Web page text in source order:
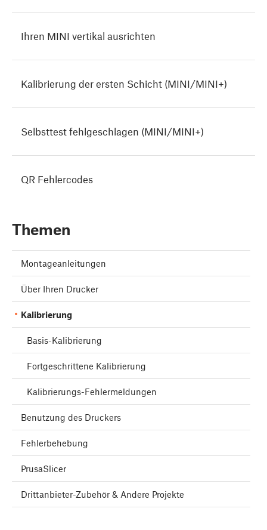
Ihren MINI vertikal ausrichten
Kalibrierung der ersten Schicht (MINI/MINI+)
Selbsttest fehlgeschlagen (MINI/MINI+)
QR Fehlercodes
Themen
Montageanleitungen
Über Ihren Drucker
Kalibrierung
Basis-Kalibrierung
Fortgeschrittene Kalibrierung
Kalibrierungs-Fehlermeldungen
Benutzung des Druckers
Fehlerbehebung
PrusaSlicer
Drittanbieter-Zubehör & Andere Projekte